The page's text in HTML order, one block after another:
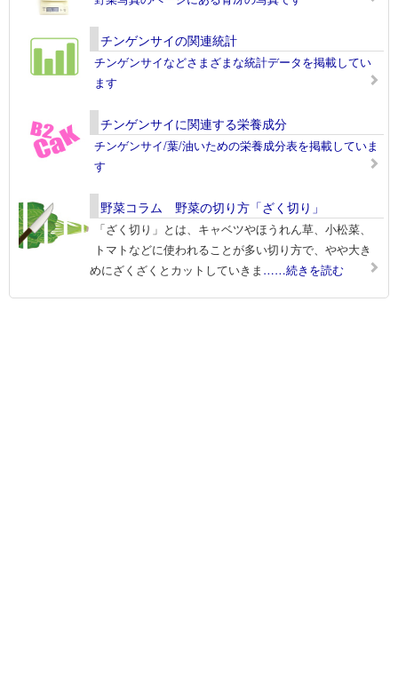
チンゲンサイの関連統計
チンゲンサイなどさまざまな統計データを掲載してい
ます
チンゲンサイに関連する栄養成分
チンゲンサイ/葉/油いための栄養成分表を掲載していま
す
野菜コラム 野菜の切り方「ざく切り」
「ざく切り」とは、キャベツやほうれん草、小松菜、
トマトなどに使われることが多い切り方で、やや大き
めにざくざくとカットしていきま ……続きを読む